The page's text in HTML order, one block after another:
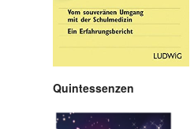
Quintessenzen